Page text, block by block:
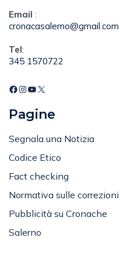
Email :
cronacasalerno@gmail.com
Tel:
345 1570722
Pagine
Segnala una Notizia
Codice Etico
Fact checking
Normativa sulle correzioni
Pubblicità su Cronache
Salerno